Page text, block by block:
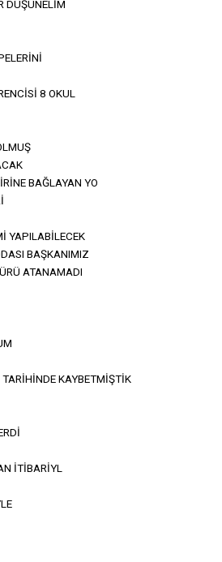
DÜŞÜNELİM
8 OKUL
BAĞLAYAN YO
YAPILABİLECEK
BAŞKANIMIZ
ATANAMADI
KAYBETMİŞTİK
İTİBARİYL